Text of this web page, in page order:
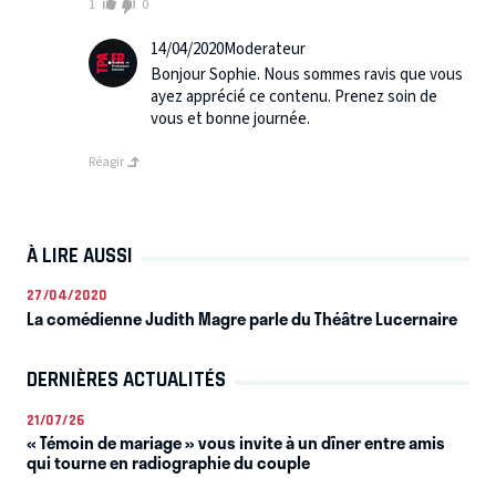
1 0
14/04/2020Moderateur
Bonjour Sophie. Nous sommes ravis que vous
ayez apprécié ce contenu. Prenez soin de
vous et bonne journée.
Réagir
À LIRE AUSSI
27/04/2020
La comédienne Judith Magre parle du Théâtre Lucernaire
DERNIÈRES ACTUALITÉS
21/07/26
« Témoin de mariage » vous invite à un dîner entre amis
qui tourne en radiographie du couple